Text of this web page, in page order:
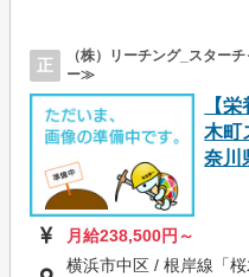
正
（株）リーチング_スター
ー≫
【
木町
奈川
月給238,500円～
横浜市中区 / 根岸線「